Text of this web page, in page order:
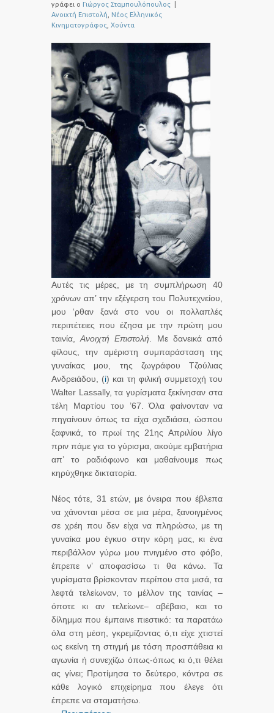
γράφει ο Γιώργος Σταμπουλόπουλος
Ανοιχτή Επιστολή
Νέος Ελληνικός
Κινηματογράφος Χούντα
Αυτές τις μέρες, με τη συμπλήρωση 40
χρόνων απ’ την εξέγερση του Πολυτεχνείου,
μου ‘ρθαν ξανά στο νου οι πολλαπλές
περιπέτειες που έζησα με την πρώτη μου
ταινία,Ανοιχτή Επιστολή . Με δανεικά από
φίλους, την αμέριστη συμπαράσταση της
γυναίκας μου, της ζωγράφου Τζούλιας
Ανδρειάδου, (i) και τη φιλική συμμετοχή του
Walter Lassally, τα γυρίσματα ξεκίνησαν στα
τέλη Μαρτίου του ’67. Όλα φαίνονταν να
πηγαίνουν όπως τα είχα σχεδιάσει, ώσπου
ξαφνικά, το πρωί της 21ης Απριλίου λίγο
πριν πάμε για το γύρισμα, ακούμε εμβατήρια
απ’ το ραδιόφωνο και μαθαίνουμε πως
κηρύχθηκε δικτατορία.
Νέος τότε, 31 ετών, με όνειρα που έβλεπα
να χάνονται μέσα σε μια μέρα, ξανοιγμένος
σε χρέη που δεν είχα να πληρώσω, με τη
γυναίκα μου έγκυο στην κόρη μας, κι ένα
περιβάλλον γύρω μου πνιγμένο στο φόβο,
έπρεπε ν’ αποφασίσω τι θα κάνω. Τα
γυρίσματα βρίσκονταν περίπου στα μισά, τα
λεφτά τελείωναν, το μέλλον της ταινίας –
όποτε κι αν τελείωνε– αβέβαιο, και το
δίλημμα που έμπαινε πιεστικό: τα παρατάω
όλα στη μέση, γκρεμίζοντας ό,τι είχε χτιστεί
ως εκείνη τη στιγμή με τόση προσπάθεια κι
αγωνία ή συνεχίζω όπως-όπως κι ό,τι θέλει
ας γίνει; Προτίμησα το δεύτερο, κόντρα σε
κάθε λογικό επιχείρημα που έλεγε ότι
έπρεπε να σταματήσω.